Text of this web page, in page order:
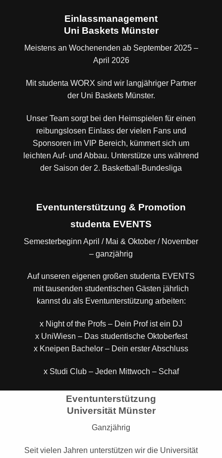
Einlassmanagement
Uni Baskets Münster
Meistens an Wochenenden ab September 2025 –
April 2026
Mit studenta WORX sind wir langjähriger Partner
der Uni Baskets Münster.
Unser Team sorgt bei den Heimspielen für einen
reibungslosen Einlass der vielen Fans und
Sponsoren im VIP Bereich, kümmert sich um
leichten Auf- und Abbau. Unterstütze uns während
der Saison der 2. Basketball-Bundesliga
Eventunterstützung & Promotion
studenta EVENTS
Semesterbeginn April / Mai & Oktober / November
– ganzjährig
Auf unseren eigenen großen studenta EVENTS
mit tausenden studentischen Gästen jährlich
kannst du als Eventunterstützung arbeiten:
x Night of the Profs – Dein Prof ist ein DJ
x UniWiesn – Das studentische Oktoberfest
x Kneipen Bachelor – Dein erster Abschluss
x Studi Club – Jeden Mittwoch – Schaf
Eventunterstützung
Universität Münster
Ganzjährig
Seit vielen Jahren unterstützen wir die Universität